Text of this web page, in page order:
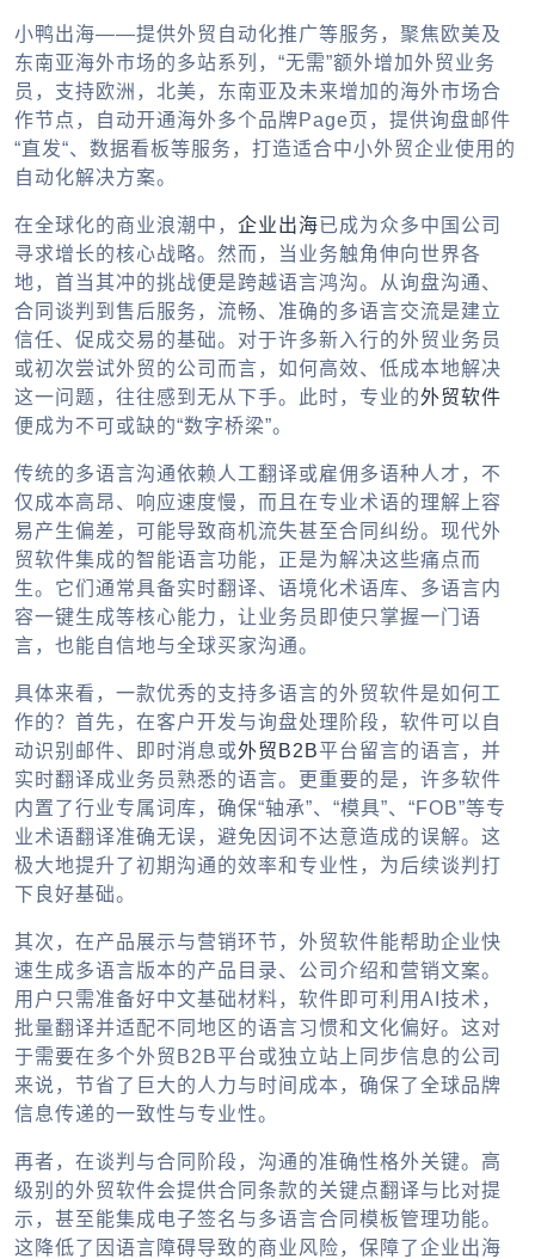
小鸭出海——提供外贸自动化推广等服务，聚焦欧美及
东南亚海外市场的多站系列，“无需”额外增加外贸业务
员，支持欧洲，北美，东南亚及未来增加的海外市场合
作节点，自动开通海外多个品牌Page页，提供询盘邮件
“直发“、数据看板等服务，打造适合中小外贸企业使用的
自动化解决方案。
在全球化的商业浪潮中， 企业出海已成为众多中国公司
寻求增长的核心战略。然而，当业务触角伸向世界各
地，首当其冲的挑战便是跨越语言鸿沟。从询盘沟通、
合同谈判到售后服务，流畅、准确的多语言交流是建立
信任、促成交易的基础。对于许多新入行的外贸业务员
或初次尝试外贸的公司而言，如何高效、低成本地解决
这一问题，往往感到无从下手。此时，专业的外贸软件
便成为不可或缺的“数字桥梁”。
传统的多语言沟通依赖人工翻译或雇佣多语种人才，不
仅成本高昂、响应速度慢，而且在专业术语的理解上容
易产生偏差，可能导致商机流失甚至合同纠纷。现代外
贸软件集成的智能语言功能，正是为解决这些痛点而
生。它们通常具备实时翻译、语境化术语库、多语言内
容一键生成等核心能力，让业务员即使只掌握一门语
言，也能自信地与全球买家沟通。
具体来看，一款优秀的支持多语言的外贸软件是如何工
作的？首先，在客户开发与询盘处理阶段，软件可以自
动识别邮件、即时消息或外贸B2B平台留言的语言，并
实时翻译成业务员熟悉的语言。更重要的是，许多软件
内置了行业专属词库，确保“轴承”、“模具”、“FOB”等专
业术语翻译准确无误，避免因词不达意造成的误解。这
极大地提升了初期沟通的效率和专业性，为后续谈判打
下良好基础。
其次，在产品展示与营销环节， 外贸软件能帮助企业快
速生成多语言版本的产品目录、公司介绍和营销文案。
用户只需准备好中文基础材料，软件即可利用AI技术，
批量翻译并适配不同地区的语言习惯和文化偏好。这对
于需要在多个外贸B2B平台或独立站上同步信息的公司
来说，节省了巨大的人力与时间成本，确保了全球品牌
信息传递的一致性与专业性。
再者，在谈判与合同阶段，沟通的准确性格外关键。高
级别的外贸软件会提供合同条款的关键点翻译与比对提
示，甚至能集成电子签名与多语言合同模板管理功能。
这降低了因语言障碍导致的商业风险，保障了企业出海